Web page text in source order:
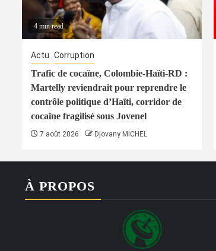
4 min read
Actu Corruption
Trafic de cocaïne, Colombie-Haïti-RD :
Martelly reviendrait pour reprendre le
contrôle politique d’Haïti, corridor de
cocaïne fragilisé sous Jovenel
7 août 2026 Djovany MICHEL
À PROPOS